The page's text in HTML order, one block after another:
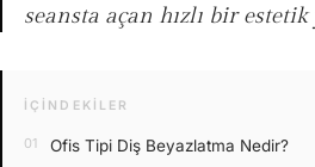
seansta açan hızlı bir
İÇINDEKILER
Ofis Tipi Diş Beyazlatma Nedir?